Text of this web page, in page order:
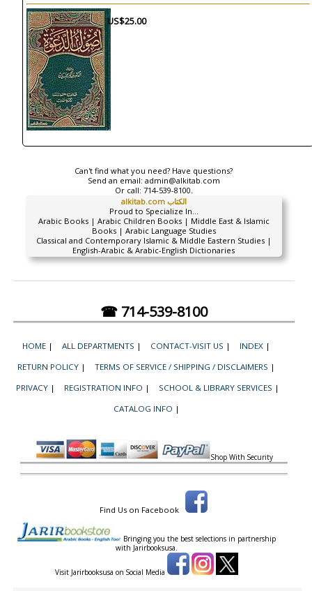
US$25.00
Can't find what you need? Have questions?
Send an email: admin@alkitab.com
Or call: 714-539-8100.
alkitab.com الكتاب
Proud to Specialize In...
Arabic Books | Arabic Children Books | Middle East & Islamic
Books | Arabic Language Studies
Classical and Contemporary Islamic & Middle Eastern Studies |
English-Arabic & Arabic-English Dictionaries
☎ 714-539-8100
HOME | ALL DEPARTMENTS | CONTACT-VISIT US | INDEX |
RETURN POLICY | TERMS OF SERVICE / SHIPPING / DISCLAIMERS |
PRIVACY | REGISTRATION INFO | SCHOOL & LIBRARY SERVICES |
CATALOG INFO |
Shop With Security
Find Us on Facebook
Bringing you the best selections in partnership
with Jarirbooksusa.
Visit Jarirbooksusa on Social Media